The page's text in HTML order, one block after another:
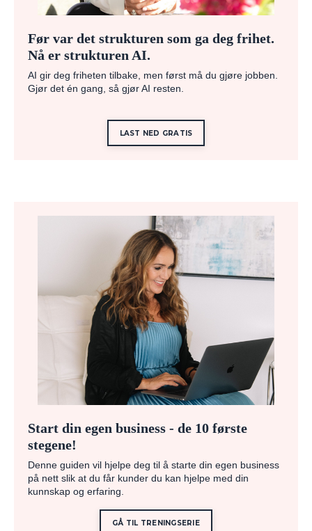
Før var det strukturen som ga deg frihet.
Nå er strukturen AI.
AI gir deg friheten tilbake, men først må du gjøre jobben.
Gjør det én gang, så gjør AI resten.
LAST NED GRATIS
Start din egen business - de 10 første
stegene!
Denne guiden vil hjelpe deg til å starte din egen business
på nett slik at du får kunder du kan hjelpe med din
kunnskap og erfaring.
GÅ TIL TRENINGSERIE